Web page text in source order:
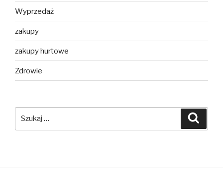
Wyprzedaż
zakupy
zakupy hurtowe
Zdrowie